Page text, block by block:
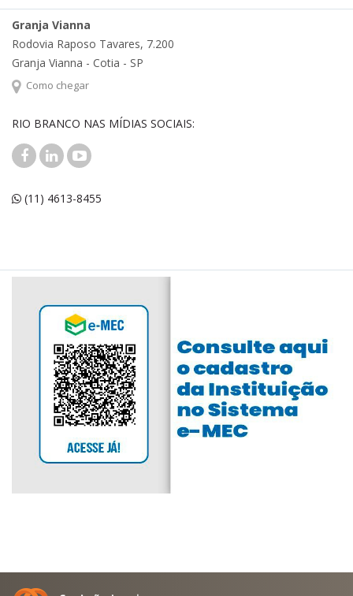
Granja Vianna
Rodovia Raposo Tavares, 7.200
Granja Vianna - Cotia - SP
Como chegar
RIO BRANCO NAS MÍDIAS SOCIAIS:
(11) 4613-8455